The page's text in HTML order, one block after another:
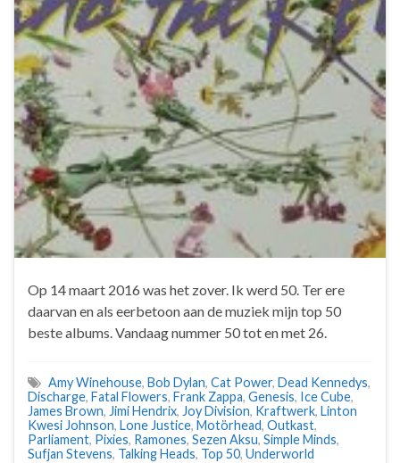
Op 14 maart 2016 was het zover. Ik werd 50. Ter ere
daarvan en als eerbetoon aan de muziek mijn top 50
beste albums. Vandaag nummer 50 tot en met 26.
Amy Winehouse, Bob Dylan, Cat Power, Dead Kennedys,
Discharge, Fatal Flowers, Frank Zappa, Genesis, Ice Cube,
James Brown, Jimi Hendrix, Joy Division, Kraftwerk, Linton
Kwesi Johnson, Lone Justice, Motörhead, Outkast,
Parliament, Pixies, Ramones, Sezen Aksu, Simple Minds,
Sufjan Stevens, Talking Heads, Top 50, Underworld